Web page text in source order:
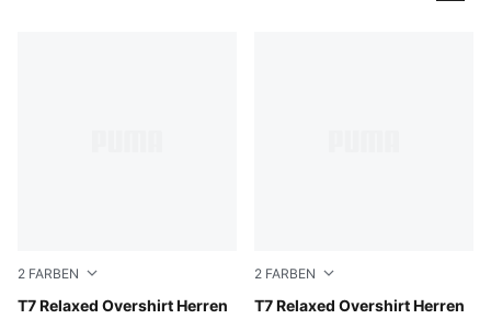
2 FARBEN
T7 Relaxed Overshirt Herren
Mouse Gray
2 FARBEN
T7 Relaxed Overshirt Herren
Puma Black